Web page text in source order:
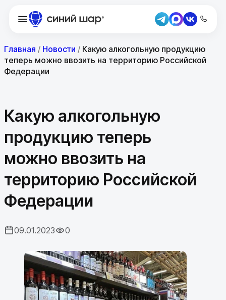
Главная / Новости / Какую алкогольную продукцию
теперь можно ввозить на территорию Российской
Федерации
Какую алкогольную
продукцию теперь
можно ввозить на
территорию Российской
Федерации
09.01.2023 0